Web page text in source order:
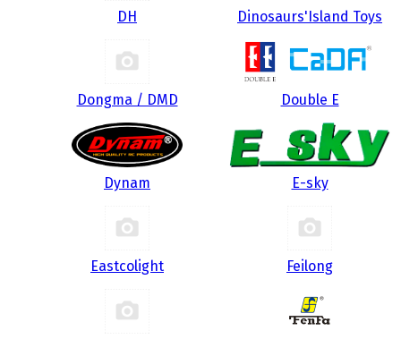
DH Dinosaurs'Island Toys
Dongma / DMD Double E
Dynam E-sky
Eastcolight Feilong